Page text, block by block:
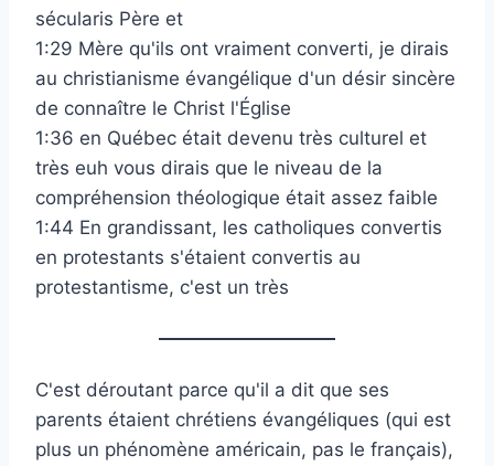
sécularis Père et
1:29 Mère qu'ils ont vraiment converti, je dirais
au christianisme évangélique d'un désir sincère
de connaître le Christ l'Église
1:36 en Québec était devenu très culturel et
très euh vous dirais que le niveau de la
compréhension théologique était assez faible
1:44 En grandissant, les catholiques convertis
en protestants s'étaient convertis au
protestantisme, c'est un très
C'est déroutant parce qu'il a dit que ses
parents étaient chrétiens évangéliques (qui est
plus un phénomène américain, pas le français),